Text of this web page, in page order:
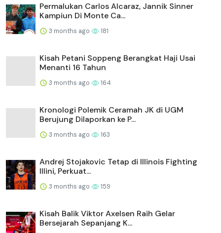
Permalukan Carlos Alcaraz, Jannik Sinner
Kampiun Di Monte Ca...
3 months ago 181
Kisah Petani Soppeng Berangkat Haji Usai
Menanti 16 Tahun
3 months ago 164
Kronologi Polemik Ceramah JK di UGM
Berujung Dilaporkan ke P...
3 months ago 163
Andrej Stojakovic Tetap di Illinois Fighting
Illini, Perkuat...
3 months ago 159
Kisah Balik Viktor Axelsen Raih Gelar
Bersejarah Sepanjang K...